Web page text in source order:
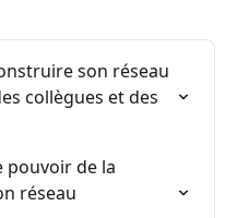
son réseau
collègues et des
pouvoir de la
réseau